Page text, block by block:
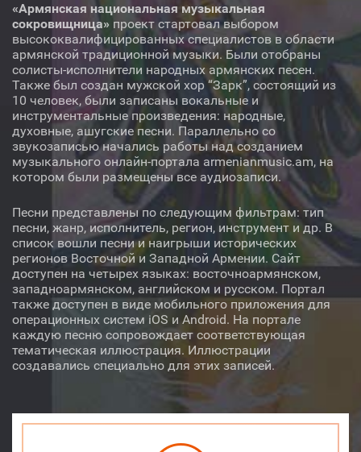
Кароз
Поджанр
Регион
Автор
Исполнитель
Аудио Видео О нас
Библиотека Лицензия
«Армянская национальная музыкальная
сокровищница» проект стартовал выбором
высококвалифицированных специалистов в области
армянской традиционной музыки. Были отобраны
солисты-исполнители народных армянских песен.
Также был создан мужской хор “Зарк”, состоящий из
10 человек, были записаны вокальные и
инструментальные произведения: народные,
духовные, ашугские песни. Параллельно со
звукозаписью начались работы над созданием
музыкального онлайн-портала armenianmusic.am, на
котором были размещены все аудиозаписи.
Песни представлены по следующим фильтрам: тип
песни, жанр, исполнитель, регион, инструмент и др. В
список вошли песни и наигрыши исторических
регионов Восточной и Западной Армении. Сайт
доступен на четырех языках: восточноармянском,
западноармянском, английском и русском. Портал
также доступен в виде мобильного приложения для
операционных систем iOS и Android. На портале
каждую песню сопровождает соответствующая
тематическая иллюстрация. Иллюстрации
создавались специально для этих записей.